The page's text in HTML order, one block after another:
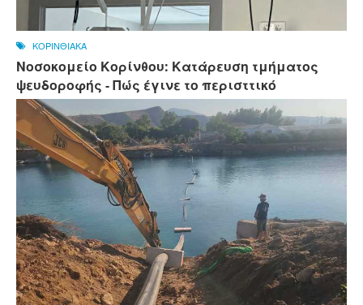
ΚΟΡΙΝΘΙΑΚΑ
Νοσοκομείο Κορίνθου: Κατάρευση τμήματος
ψευδοροφής - Πώς έγινε το περισττικό